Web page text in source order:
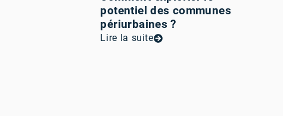
potentiel des communes
périurbaines ?
Lire la suite